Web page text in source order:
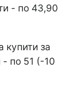
- по 43,90
купити за
- по 51 (-10